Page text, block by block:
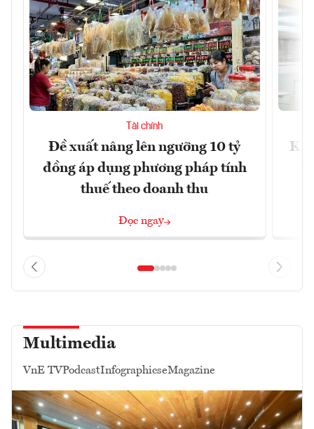
Tài chính
Đề xuất nâng lên ngưỡng 10 tỷ
đồng áp dụng phương pháp tính
thuế theo doanh thu
Đọc ngay
Multimedia
VnE TVPodcastInfographicseMagazine